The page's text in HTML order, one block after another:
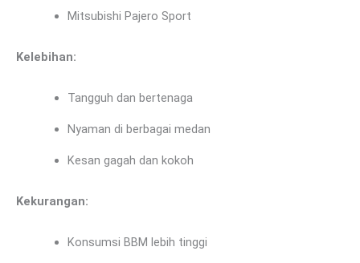
Mitsubishi Pajero Sport
Kelebihan:
Tangguh dan bertenaga
Nyaman di berbagai medan
Kesan gagah dan kokoh
Kekurangan:
Konsumsi BBM lebih tinggi